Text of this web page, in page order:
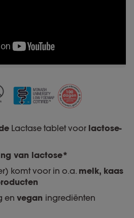
Lactase tablet voor lactose-
van lactose*
komt voor in o.a. melk, kaas
en vegan ingrediënten